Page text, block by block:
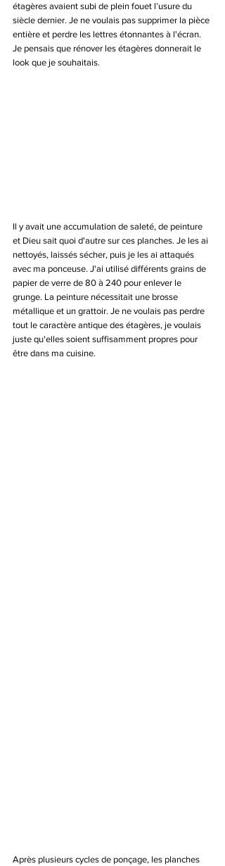
étagères avaient subi de plein fouet l’usure du
siècle dernier. Je ne voulais pas supprimer la pièce
entière et perdre les lettres étonnantes à l'écran.
Je pensais que rénover les étagères donnerait le
look que je souhaitais.
Il y avait une accumulation de saleté, de peinture
et Dieu sait quoi d'autre sur ces planches. Je les ai
nettoyés, laissés sécher, puis je les ai attaqués
avec ma ponceuse. J'ai utilisé différents grains de
papier de verre de 80 à 240 pour enlever le
grunge. La peinture nécessitait une brosse
métallique et un grattoir. Je ne voulais pas perdre
tout le caractère antique des étagères, je voulais
juste qu'elles soient suffisamment propres pour
être dans ma cuisine.
Après plusieurs cycles de ponçage, les planches